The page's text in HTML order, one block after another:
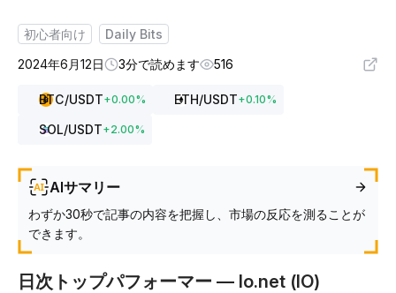
初心者向け
Daily Bits
2024年6月12日
3分で読めます 516
BTC/USDT+0.00% ETH/USDT+0.10%
SOL/USDT+2.00%
AIサマリー
わずか30秒で記事の内容を把握し、市場の反応を測ることが
できます。
日次トップパフォーマー — Io.net (IO)